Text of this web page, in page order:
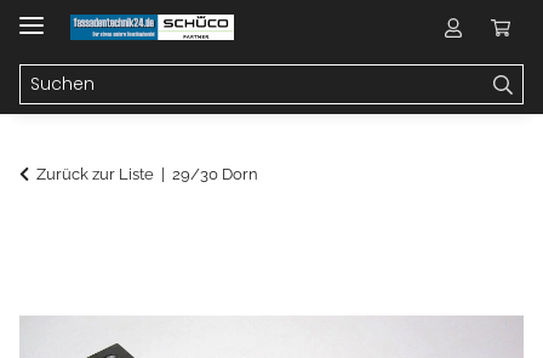
Zurück zur Liste 29/30 Dorn